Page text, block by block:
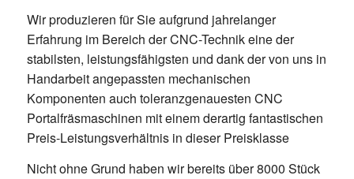
Wir produzieren für Sie aufgrund jahrelanger
Erfahrung im Bereich der CNC-Technik eine der
stabilsten, leistungsfähigsten und dank der von uns in
Handarbeit angepassten mechanischen
Komponenten auch toleranzgenauesten CNC
Portalfräsmaschinen mit einem derartig fantastischen
Preis-Leistungsverhältnis in dieser Preisklasse
Nicht ohne Grund haben wir bereits über 8000 Stück